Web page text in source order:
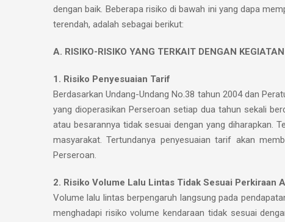
dengan baik. Beberapa risiko di bawah ini yang dapa
terendah, adalah sebagai berikut:
A. RISIKO-RISIKO YANG TERKAIT DENGAN
1. Risiko Penyesuaian Tarif
Berdasarkan Undang-Undang No.38 tahun 2004 dan
yang dioperasikan Perseroan setiap dua tahun sekali
atau besarannya tidak sesuai dengan yang diharapkan.
masyarakat. Tertundanya penyesuaian tarif akan
Perseroan.
2. Risiko Volume Lalu Lintas Tidak Sesuai Perkiraan
Volume lalu lintas berpengaruh langsung pada
menghadapi risiko volume kendaraan tidak sesuai